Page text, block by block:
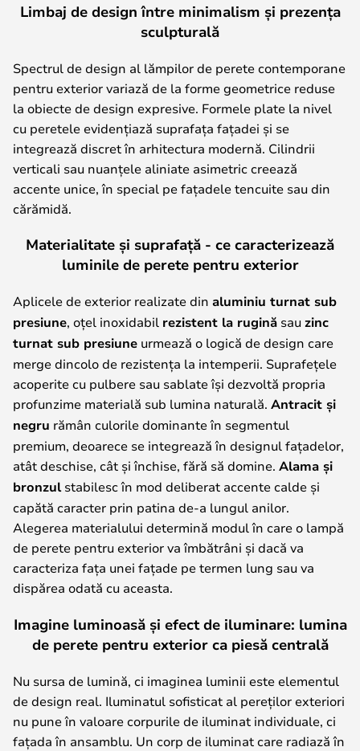
Limbaj de design între minimalism și prezența
sculpturală
Spectrul de design al lămpilor de perete contemporane
pentru exterior variază de la forme geometrice reduse
la obiecte de design expresive. Formele plate la nivel
cu peretele evidențiază suprafața fațadei și se
integrează discret în arhitectura modernă. Cilindrii
verticali sau nuanțele aliniate asimetric creează
accente unice, în special pe fațadele tencuite sau din
cărămidă.
Materialitate și suprafață - ce caracterizează
luminile de perete pentru exterior
Aplicele de exterior realizate din aluminiu turnat sub
presiune, oțel inoxidabil rezistent la rugină sauzinc
turnat sub presiune urmează o logică de design care
merge dincolo de rezistența la intemperii. Suprafețele
acoperite cu pulbere sau sablate își dezvoltă propria
profunzime materială sub lumina naturală. Antracit și
negru rămân culorile dominante în segmentul
premium, deoarece se integrează în designul fațadelor,
atât deschise, cât și închise, fără să domine. Alama și
bronzul stabilesc în mod deliberat accente calde și
capătă caracter prin patina de-a lungul anilor.
Alegerea materialului determină modul în care o lampă
de perete pentru exterior va îmbătrâni și dacă va
caracteriza fața unei fațade pe termen lung sau va
dispărea odată cu aceasta.
Imagine luminoasă și efect de iluminare: lumina
de perete pentru exterior ca piesă centrală
Nu sursa de lumină, ci imaginea luminii este elementul
de design real. Iluminatul sofisticat al pereților exteriori
nu pune în valoare corpurile de iluminat individuale, ci
fațada în ansamblu. Un corp de iluminat care radiază în